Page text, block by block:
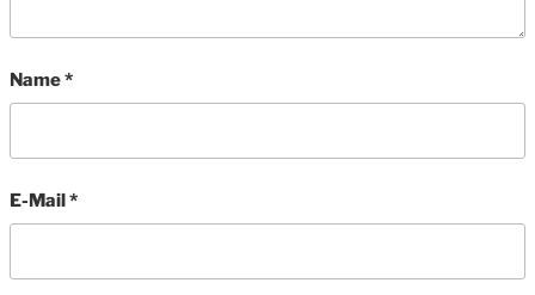
Name*
E-Mail*